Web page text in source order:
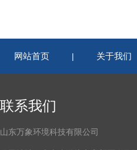
网站首页 | 关于我们
联系我们
山东万象环境科技有限公司